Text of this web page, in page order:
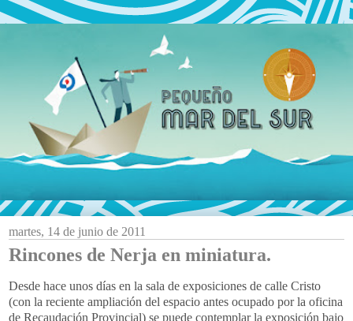
martes, 14 de junio de 2011
Rincones de Nerja en miniatura.
Desde hace unos días en la sala de exposiciones de calle Cristo
(con la reciente ampliación del espacio antes ocupado por la oficina
de Recaudación Provincial) se puede contemplar la exposición bajo